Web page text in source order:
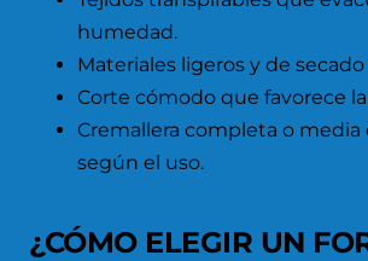
humedad.
Materiales ligeros y de
Corte cómodo que favorece
Cremallera completa o media
según el uso.
¿CÓMO ELEGIR UN